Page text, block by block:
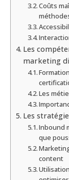
Coûts
Les
marketing
Les
Les
Inbound
que
content